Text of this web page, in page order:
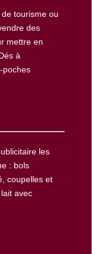
tourisme ou
des
mettre en
à
poches
les
: bols
coupelles et
avec